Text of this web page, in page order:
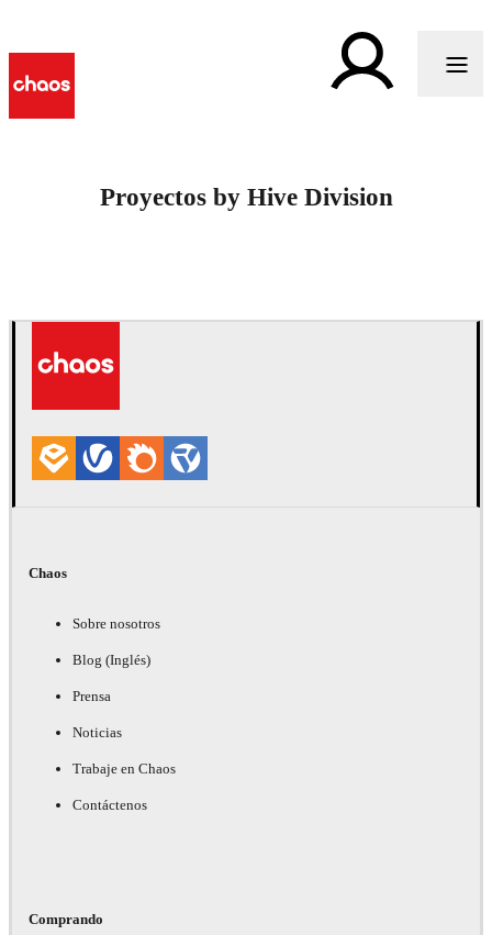
Proyectos by Hive Division
Chaos
Sobre nosotros
Blog (Inglés)
Prensa
Noticias
Trabaje en Chaos
Contáctenos
Comprando